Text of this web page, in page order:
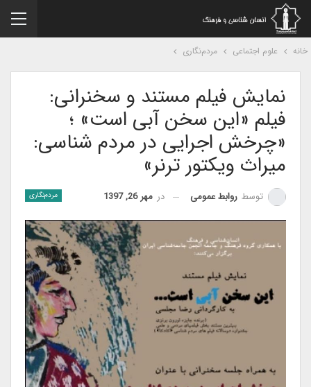
علوم اجتماعی مردم‌نگاری
نمایش فیلم مستند و سخنرانی:
فیلم «این سخن آبی است» ؛
«چرخش اجرایی در مردم شناسی:
میراث ویکتور ترنر»
مردم‌نگاری توسطروابط عمومی درمهر 26, 1397